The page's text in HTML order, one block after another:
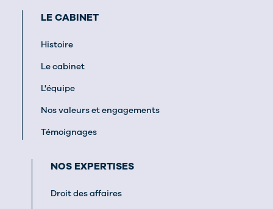
LE CABINET
Histoire
Le cabinet
L'équipe
Nos valeurs et engagements
Témoignages
NOS EXPERTISES
Droit des affaires